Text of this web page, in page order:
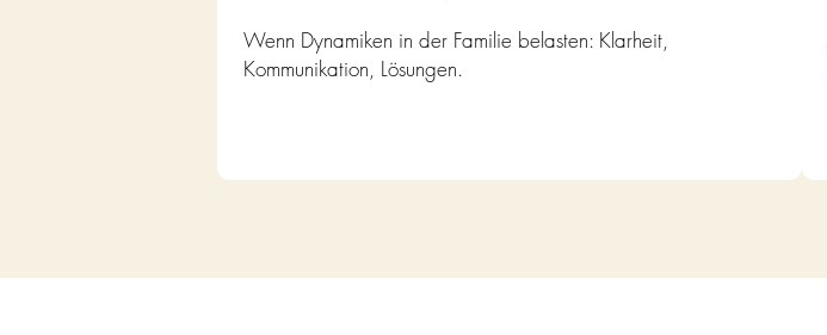
Wenn Dynamiken in der Familie belasten: Klarheit,
Kommunikation, Lösungen.